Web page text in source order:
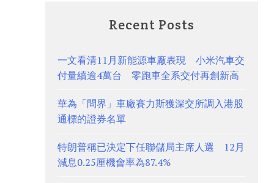
Recent Posts
一文看清11月新能源車廠表現 小米汽車交
付量續逾4萬台 零跑車全系交付再創新高
華為「問界」車廠賽力斯獲深交所調入港股
通標的證券名單
特朗普稱已決定下任聯儲局主席人選 12月
減息0.25厘機會率為87.4%